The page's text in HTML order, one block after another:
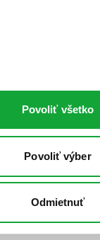
Povoliť všetko
Povoliť výber
Odmietnuť